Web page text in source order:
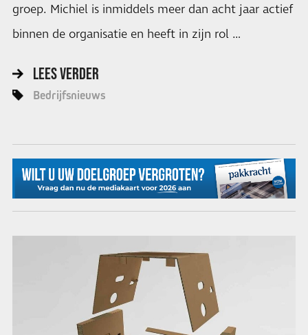
groep. Michiel is inmiddels meer dan acht jaar actief
binnen de organisatie en heeft in zijn rol …
LEES VERDER
Bedrijfsnieuws